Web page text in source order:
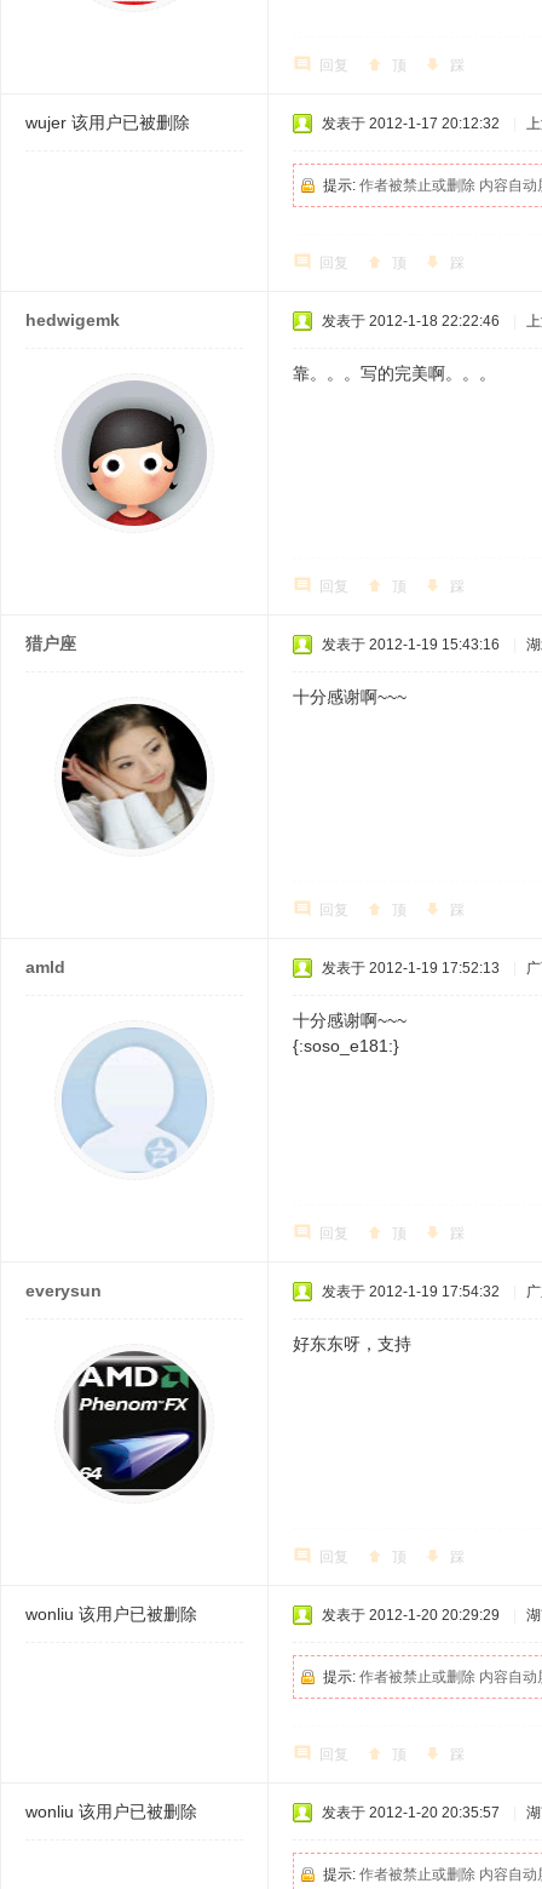
回复 顶 踩
wujer 该用户已被删除 发表于 2012-1-17 20:12:32
提示: 作者被禁止或删除 内容自动
回复 顶 踩
hedwigemk 发表于 2012-1-18 22:22:46
靠。。。写的完美啊。。。
回复 顶 踩
猎户座 发表于 2012-1-19 15:43:16
十分感谢啊~~~
回复 顶 踩
amld 发表于 2012-1-19 17:52:13
十分感谢啊~~~
{:soso_e181:}
回复 顶 踩
everysun 发表于 2012-1-19 17:54:32
好东东呀，支持
回复 顶 踩
wonliu 该用户已被删除 发表于 2012-1-20 20:29:29
提示: 作者被禁止或删除 内容自动
回复 顶 踩
wonliu 该用户已被删除 发表于 2012-1-20 20:35:57
提示: 作者被禁止或删除 内容自动